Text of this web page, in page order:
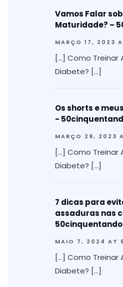
Vamos Falar
Maturidade? –
MARÇO 17, 2023
[…] Como Treinar
Diabete? […]
Os shorts e
-
MARÇO 29, 2023
[…] Como Treinar
Diabete? […]
7 dicas para
assaduras nas
50cinquentando
MAIO 7, 2024 AT
[…] Como Treinar
Diabete? […]